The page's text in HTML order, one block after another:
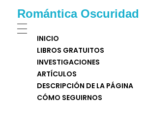
Romántica Oscuridad
INICIO
LIBROS GRATUITOS
INVESTIGACIONES
ARTÍCULOS
DESCRIPCIÓN DE LA PÁGINA
CÓMO SEGUIRNOS